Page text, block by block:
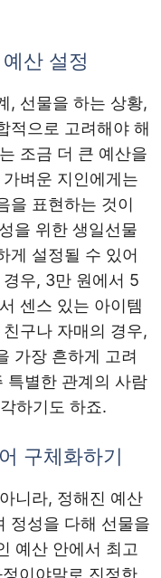
산 설정
, 선물을 하는 상황,
적으로 고려해야 해
조금 더 큰 예산을
벼운 지인에게는
을 표현하는 것이
을 위한 생일선물
게 설정될 수 있어
우, 3만 원에서 5
센스 있는 아이템
구나 자매의 경우,
가장 흔하게 고려
특별한 관계의 사람
하기도 하죠.
구체화하기
니라, 정해진 예산
정성을 다해 선물을
예산 안에서 최고
이야말로 진정한